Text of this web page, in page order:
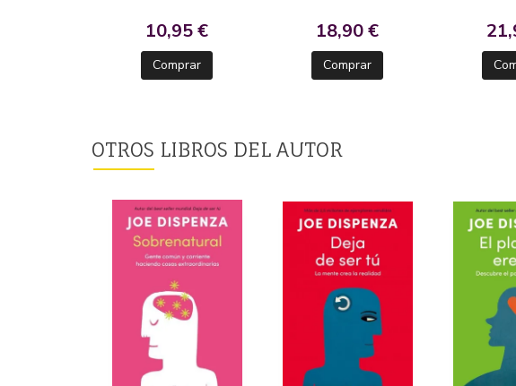
10,95 €
Comprar
18,90 €
Comprar
OTROS LIBROS DEL AUTOR